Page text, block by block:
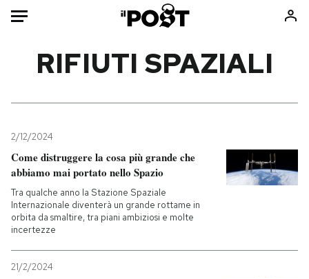
Mondo
Politica
Tecnologia
Internet
Scienza
Cultura
Economia
Consumismi
Media
Altrecose
RIFIUTI SPAZIALI
2/12/2024
Come distruggere la cosa più grande che
abbiamo mai portato nello Spazio
Tra qualche anno la Stazione Spaziale
Internazionale diventerà un grande rottame in
orbita da smaltire, tra piani ambiziosi e molte
incertezze
21/2/2024